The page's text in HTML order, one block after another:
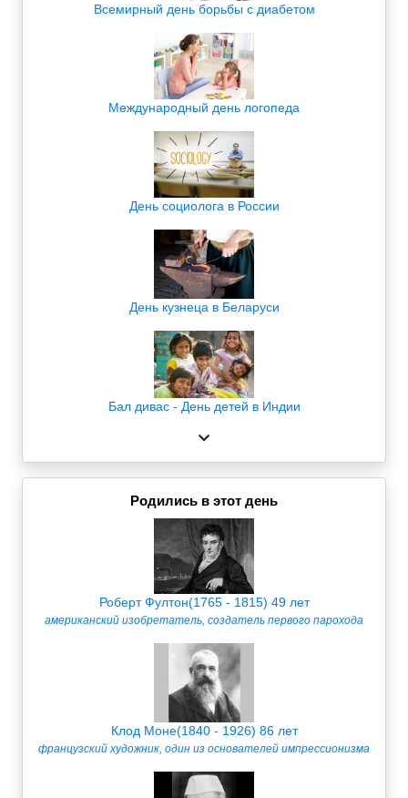
Всемирный день борьбы с диабетом
Международный день логопеда
День социолога в России
День кузнеца в Беларуси
Бал дивас - День детей в Индии
Родились в этот день
Роберт Фултон(1765 - 1815) 49 лет
американский изобретатель, создатель первого парохода
Клод Моне(1840 - 1926) 86 лет
французский художник, один из основателей импрессионизма